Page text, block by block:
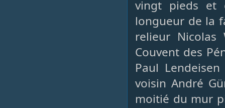
vingt pieds et
longueur de la
relieur
Couvent des
Paul
voisin André
moitié du mur